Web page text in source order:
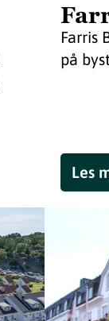
Farris
på
Les